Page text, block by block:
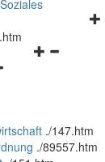
./147.htm
./89557.htm